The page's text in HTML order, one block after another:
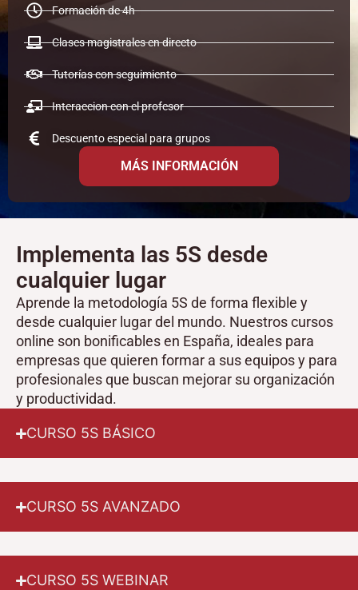
Formación de 4h
Clases magistrales en directo
Tutorías con seguimiento
Interaccion con el profesor
Descuento especial para grupos
MÁS INFORMACIÓN
Implementa las 5S desde
cualquier lugar
Aprende la metodología 5S de forma flexible y
desde cualquier lugar del mundo. Nuestros cursos
online son bonificables en España, ideales para
empresas que quieren formar a sus equipos y para
profesionales que buscan mejorar su organización
y productividad.
CURSO 5S BÁSICO
CURSO 5S AVANZADO
CURSO 5S WEBINAR